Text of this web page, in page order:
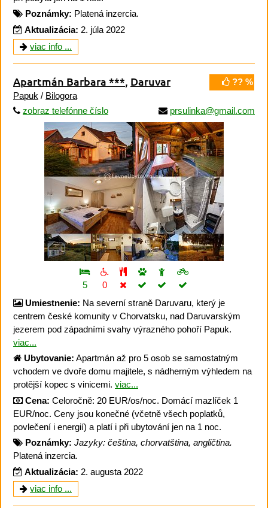
Poznámky: Platená inzercia.
Aktualizácia: 2. júla 2022
viac info ...
?? %
Apartmán Barbara ***, Daruvar
Papuk / Bilogora
zobraz telefónne číslo
prsulinka@gmail.com
5
0
Umiestnenie: Na severní straně Daruvaru, který je
centrem české komunity v Chorvatsku, nad Daruvarským
jezerem pod západními svahy výrazného pohoří Papuk.
viac...
Ubytovanie: Apartmán až pro 5 osob se samostatným
vchodem ve dvoře domu majitele, s nádherným výhledem na
protější kopec s vinicemi. viac...
Cena: Celoročně: 20 EUR/os/noc. Domácí mazlíček 1
EUR/noc. Ceny jsou konečné (včetně všech poplatků,
povlečení i energií) a platí i při ubytování jen na 1 noc.
Poznámky: Jazyky: čeština, chorvatština, angličtina.
Platená inzercia.
Aktualizácia: 2. augusta 2022
viac info ...